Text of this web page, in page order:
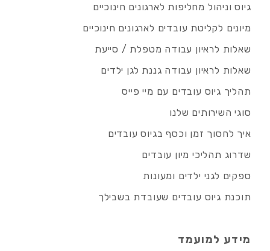
גיוס וניהול מחליפות לארגונים חינוכיים
מיונים לקליטת עובדים לארגונים חינוכיים
שאלות לראיון עבודה מטפלת / סייעת
שאלות לראיון עבודה גננת לגן ילדים
תהליך גיוס עובדים עם מיי פייס
סוגי השירותים שלנו
איך לחסוך זמן וכסף בגיוס עובדים
שדרוג תהליכי מיון עובדים
ספקים לגני ילדים ומעונות
תוכנת גיוס עובדים שעובדת בשבילך
מידע למועמד